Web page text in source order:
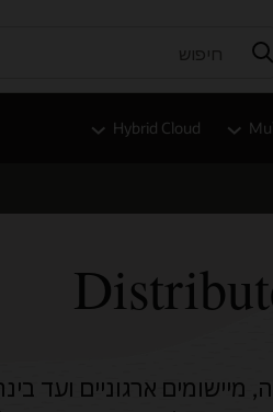
Hybrid Cloud
מיישומים ארגוניים ועד